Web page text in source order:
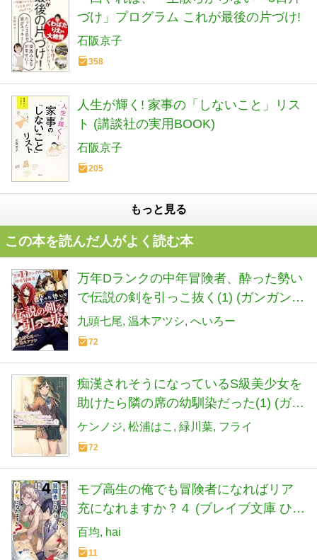
づけ」プログラム これが最後の片づけ!
石阪京子
358
人生が輝く! 家事の「しないこと」リス
ト (講談社の実用BOOK)
石阪京子
205
もっと見る
この本を読んだ人がよく読む本
万年Dランクの中年冒険者、酔った勢い
で伝説の剣を引っこ抜く(1) (ガンガンコ
ミックスUP!)
九頭七尾 温木アツシ へいろー
72
痴漢されそうになっているS級美少女を
助けたら隣の席の幼馴染だった(1) (ガン
ガンコミックス UP!)
ケンノジ 松浦はこ 緑川葉 フライ
72
モブ高生の俺でも冒険者になればリア
充になれますか？４ (ブレイブ文庫 ひ
03-04)
百均 hai
11